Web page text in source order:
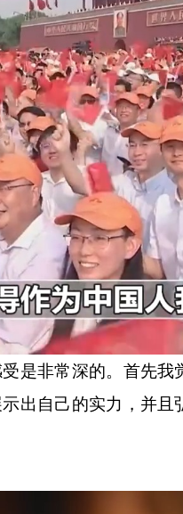
是非常深的。首先
出自己的实力，并